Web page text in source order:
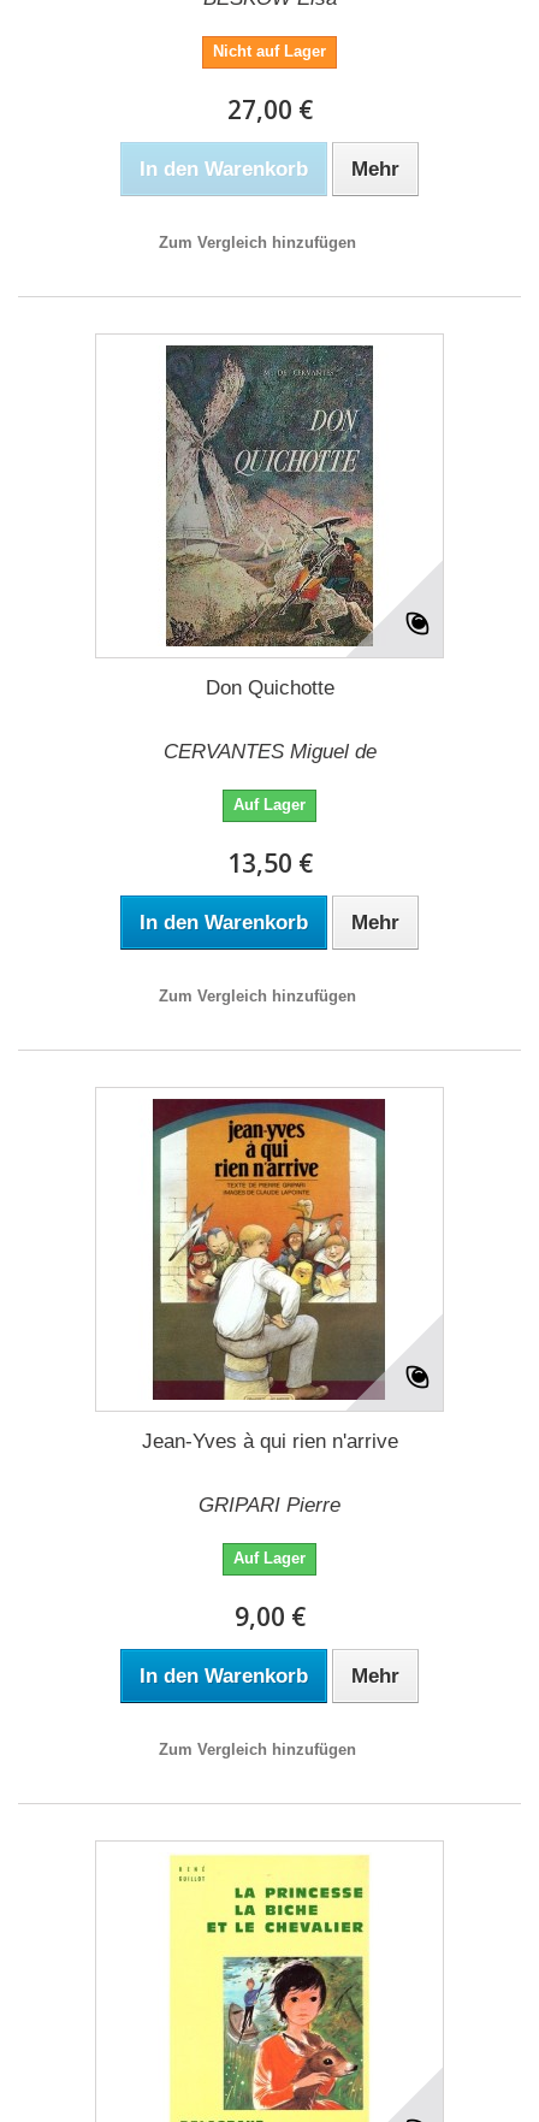
Nicht auf Lager
27,00 €
In den Warenkorb Mehr
Zum Vergleich hinzufügen
Don Quichotte
CERVANTES Miguel de
Auf Lager
13,50 €
In den Warenkorb Mehr
Zum Vergleich hinzufügen
Jean-Yves à qui rien n'arrive
GRIPARI Pierre
Auf Lager
9,00 €
In den Warenkorb Mehr
Zum Vergleich hinzufügen